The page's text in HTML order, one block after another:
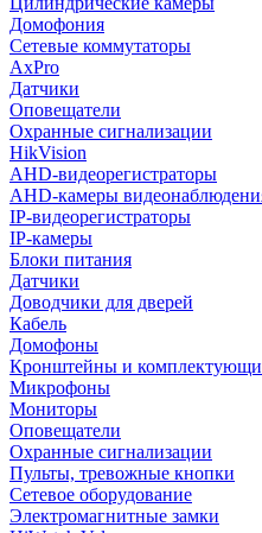
Домофония
Сетевые коммутаторы
AxPro
Датчики
Оповещатели
Охранные сигнализации
HikVision
AHD-видеорегистраторы
AHD-камеры
IP-видеорегистраторы
IP-камеры
Блоки питания
Датчики
Доводчики для дверей
Кабель
Домофоны
Кронштейны и
Микрофоны
Мониторы
Оповещатели
Охранные сигнализации
Пульты, тревожные кнопки
Сетевое оборудование
Электромагнитные замки